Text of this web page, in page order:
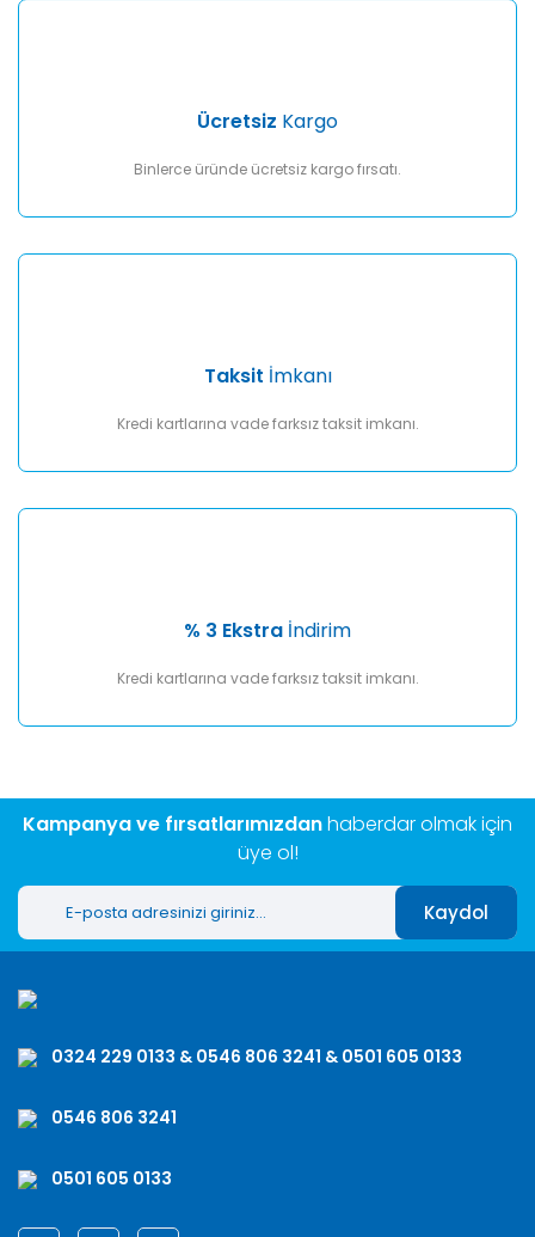
Ücretsiz Kargo
Binlerce üründe ücretsiz kargo fırsatı.
Taksit İmkanı
Kredi kartlarına vade farksız taksit imkanı.
% 3 Ekstra İndirim
Kredi kartlarına vade farksız taksit imkanı.
Kampanya ve fırsatlarımızdanhaberdar olmak için
üye ol!
Kaydol
0324 229 0133 & 0546 806 3241 & 0501 605 0133
0546 806 3241
0501 605 0133